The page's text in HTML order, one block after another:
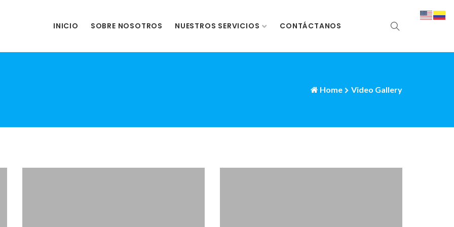
INICIO SOBRE NOSOTROS NUESTROS SERVICIOS CONTÁCTANOS
Home Video Gallery